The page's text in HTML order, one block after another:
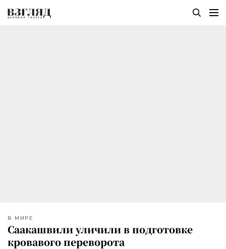
В МИРЕ
Саакашвили уличили в подготовке
кровавого переворота